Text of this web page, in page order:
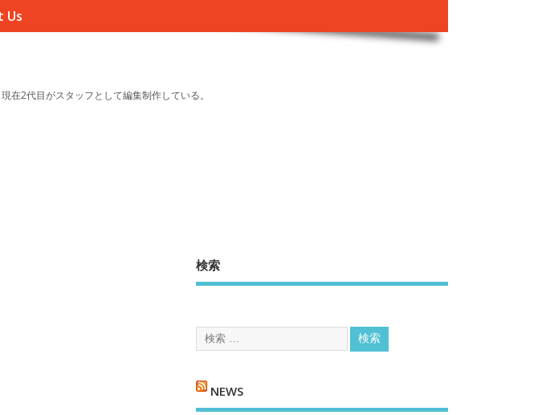
Us
在2代目がスタッフとして編集制作している。
検索
NEWS